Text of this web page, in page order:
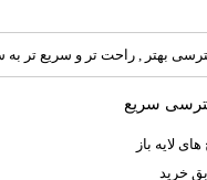
بهتر , راحت تر و سریع تر به
سریع
لایه باز
خرید